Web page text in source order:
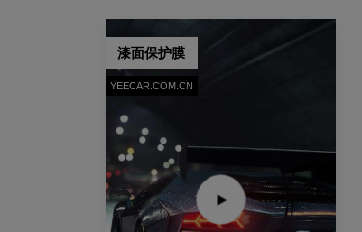
漆面保护膜
YEECAR.COM.CN